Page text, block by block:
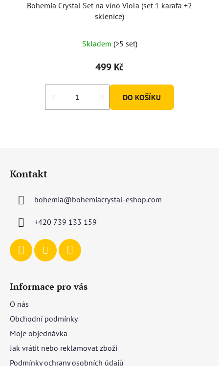
Bohemia Crystal Set na víno Viola (set 1 karafa +2
sklenice)
Skladem (>5 set)
499 Kč
DO KOŠÍKU
Kontakt
bohemia@bohemiacrystal-eshop.com
+420 739 133 159
Informace pro vás
O nás
Obchodní podmínky
Moje objednávka
Jak vrátit nebo reklamovat zboží
Podmínky ochrany osobních údajů